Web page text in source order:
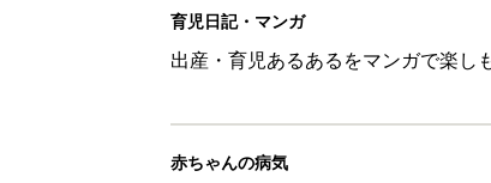
育児日記・マンガ
出産・育児あるあるをマンガで楽し
赤ちゃんの病気